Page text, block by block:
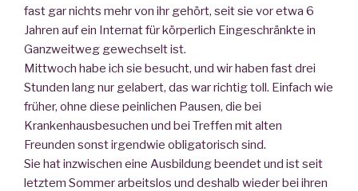
fast gar nichts mehr von ihr gehört, seit sie vor etwa 6
Jahren auf ein Internat für körperlich Eingeschränkte in
Ganzweitweg gewechselt ist.
Mittwoch habe ich sie besucht, und wir haben fast drei
Stunden lang nur gelabert, das war richtig toll. Einfach wie
früher, ohne diese peinlichen Pausen, die bei
Krankenhausbesuchen und bei Treffen mit alten
Freunden sonst irgendwie obligatorisch sind.
Sie hat inzwischen eine Ausbildung beendet und ist seit
letztem Sommer arbeitslos und deshalb wieder bei ihren